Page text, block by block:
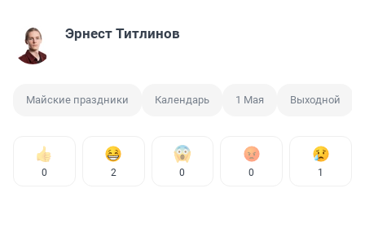
Эрнест Титлинов
Майские праздники Календарь 1 Мая Выходной
0 2 0 0 1